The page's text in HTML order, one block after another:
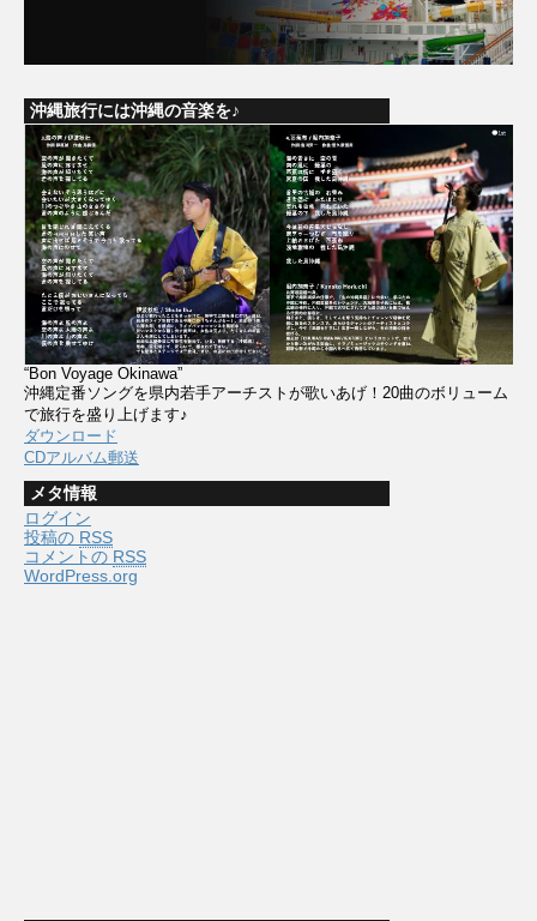
沖縄旅行には沖縄の音楽を♪
“Bon Voyage Okinawa”
沖縄定番ソングを県内若手アーチストが歌いあげ！20曲のボリューム
で旅行を盛り上げます♪
ダウンロード
CDアルバム郵送
メタ情報
ログイン
投稿の RSS
コメントの RSS
WordPress.org